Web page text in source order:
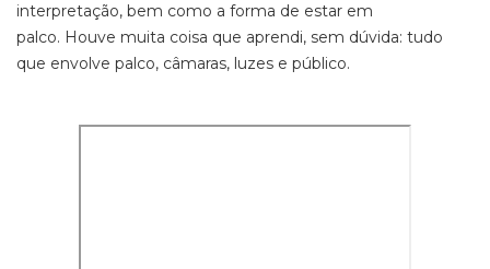
interpretação, bem como a forma de estar em
palco. Houve muita coisa que aprendi, sem dúvida: tudo
que envolve palco, câmaras, luzes e público.